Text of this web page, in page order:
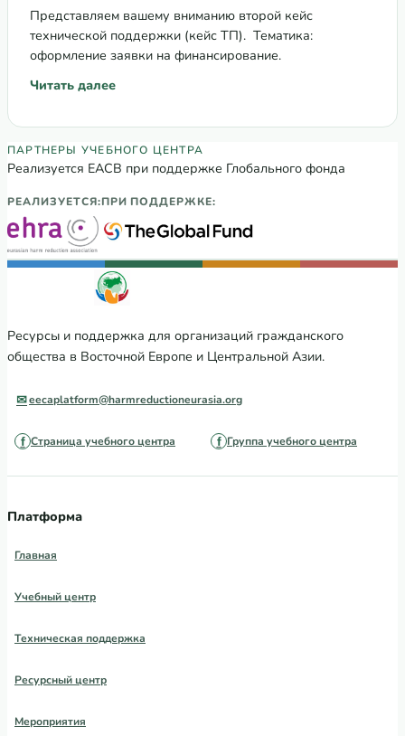
Представляем вашему вниманию второй кейс
технической поддержки (кейс ТП). Тематика:
оформление заявки на финансирование.
Читать далее
: Кейс ТП 2. Как запросить финансирование: реальная
Партнеры Регионального учебного
ПАРТНЕРЫ УЧЕБНОГО ЦЕНТРА
Реализуется ЕАСВ при поддержке Глобального фонда
РЕАЛИЗУЕТСЯ:ПРИ ПОДДЕРЖКЕ:
Ресурсы и поддержка для организаций гражданского
общества в Восточной Европе и Центральной Азии.
eecaplatform@harmreductioneurasia.org
Страница учебного центра Группа учебного центра
Платформа
Главная
Учебный центр
Техническая поддержка
Ресурсный центр
Мероприятия